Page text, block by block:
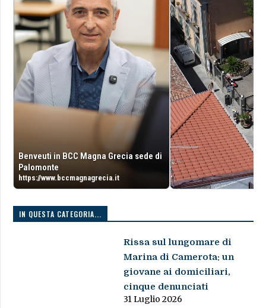
Benveuti in BCC Magna Grecia sede di
Palomonte
https://www.bccmagnagrecia.it
IN QUESTA CATEGORIA...
Rissa sul lungomare di
Marina di Camerota: un
giovane ai domiciliari,
cinque denunciati
31 Luglio 2026